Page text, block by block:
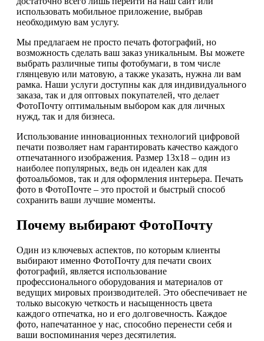
использовать мобильное приложение, выбрав
необходимую вам услугу.
Мы предлагаем не просто печать фотографий, но
возможность сделать ваш заказ уникальным. Вы можете
выбрать различные типы фотобумаги, в том числе
глянцевую или матовую, а также указать, нужна ли вам
рамка. Наши услуги доступны как для индивидуального
заказа, так и для оптовых покупателей, что делает
ФотоПочту оптимальным выбором как для личных
нужд, так и для бизнеса.
Использование инновационных технологий цифровой
печати позволяет нам гарантировать качество каждого
отпечатанного изображения. Размер 13х18 – один из
наиболее популярных, ведь он идеален как для
фотоальбомов, так и для оформления интерьера. Печать
фото в ФотоПочте – это простой и быстрый способ
сохранить ваши лучшие моменты.
Почему выбирают ФотоПочту
Один из ключевых аспектов, по которым клиенты
выбирают именно ФотоПочту для печати своих
фотографий, является использование
профессионального оборудования и материалов от
ведущих мировых производителей. Это обеспечивает не
только высокую четкость и насыщенность цвета
каждого отпечатка, но и его долговечность. Каждое
фото, напечатанное у нас, способно перенести себя и
ваши воспоминания через десятилетия.